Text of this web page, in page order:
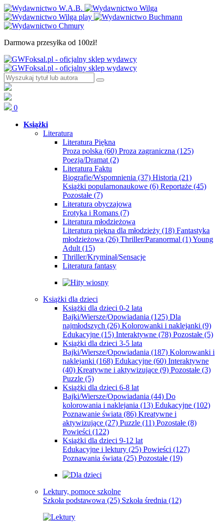
Darmowa przesyłka od 100zł!
0
Książki
Literatura
Literatura Piękna
Proza polska (60) Proza zagraniczna (125)
Poezja/Dramat (2)
Literatura Faktu
Biografie/Wspomnienia (37) Historia (21)
Książki popularnonaukowe (6) Reportaże (45)
Pozostałe (7)
Literatura obyczajowa
Erotyka i Romans (7)
Literatura młodzieżowa
Literatura piękna dla młodzieży (18) Fantastyka
młodzieżowa (26) Thriller/Paranormal (1)Young
Adult (15)
Thriller/Kryminał/Sensacje
Literatura fantasy
Książki dla dzieci
Książki dla dzieci 0-2 lata
Bajki/Wiersze/Opowiadania (125) Dla
najmłodszych (26) Kolorowanki i naklejanki (9)
Edukacyjne (15) Interaktywne (78) Pozostałe (5)
Książki dla dzieci 3-5 lata
Bajki/Wiersze/Opowiadania (187) Kolorowanki i
naklejanki (168) Edukacyjne (60) Interaktywne
(40) Kreatywne i aktywizujące (9) Pozostałe (3)
Puzzle (5)
Książki dla dzieci 6-8 lat
Bajki/Wiersze/Opowiadania (44) Do
kolorowania i naklejania (13) Edukacyjne (102)
Poznawanie świata (86) Kreatywne i
aktywizujące (27) Puzzle (11) Pozostałe (8)
Powieści (122)
Książki dla dzieci 9-12 lat
Edukacyjne i lektury (25) Powieści (127)
Poznawania świata (25) Pozostałe (19)
Lektury, pomoce szkolne
Szkoła podstawowa (25) Szkoła średnia (12)